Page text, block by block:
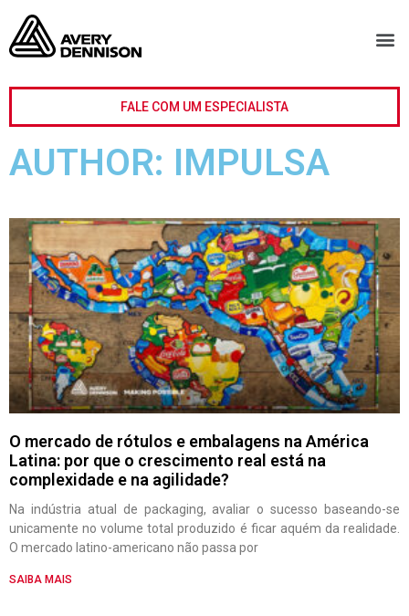
FALE COM UM ESPECIALISTA
AUTHOR: IMPULSA
O mercado de rótulos e embalagens na América
Latina: por que o crescimento real está na
complexidade e na agilidade?
Na indústria atual de packaging, avaliar o sucesso baseando-se
unicamente no volume total produzido é ficar aquém da realidade.
O mercado latino-americano não passa por
SAIBA MAIS